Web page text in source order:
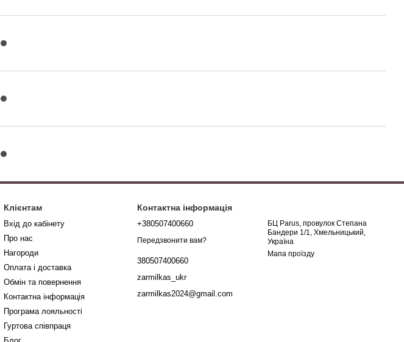
Клієнтам
Вхід до кабінету
Про нас
Нагороди
Оплата і доставка
Обмін та повернення
Контактна інформація
Програма лояльності
Гуртова співпраця
Контактна інформація
+380507400660
Передзвонити вам?
380507400660
zarmilkas_ukr
zarmilkas2024@gmail.com
БЦ Parus, провулок Степана
Бандери 1/1, Хмельницький,
Україна
Мапа проїзду